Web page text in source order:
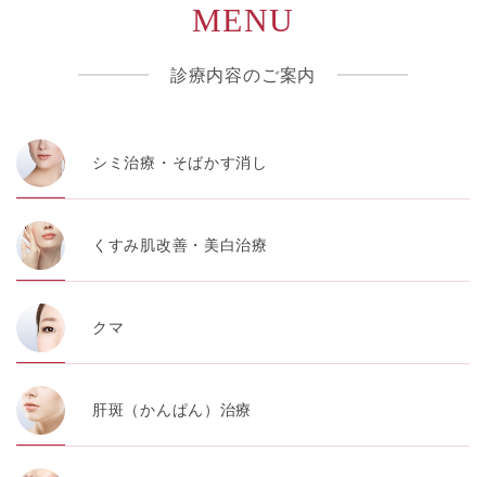
MENU
診療内容のご案内
シミ治療・そばかす消し
くすみ肌改善・美白治療
クマ
肝斑（かんぱん）治療